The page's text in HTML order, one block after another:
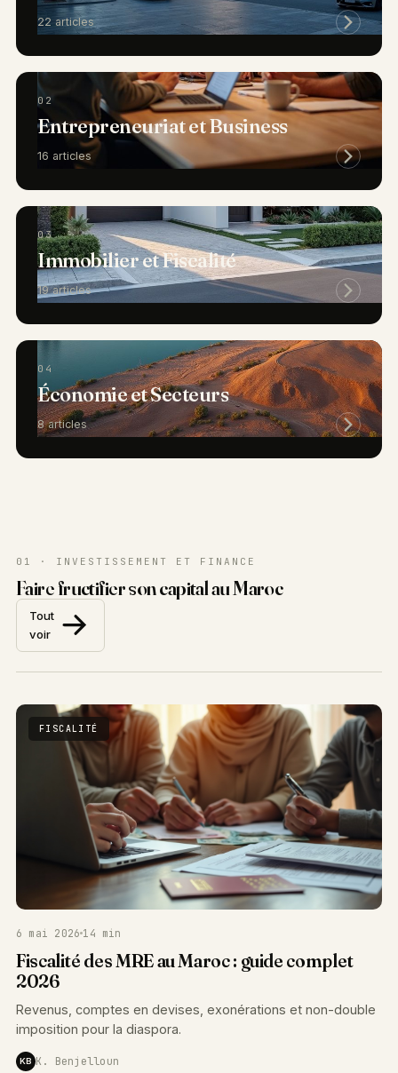
22 articles
02
Entrepreneuriat et Business
16 articles
03
Immobilier et Fiscalité
19 articles
04
Économie et Secteurs
8 articles
01 · INVESTISSEMENT ET FINANCE
Faire fructifier son capital au Maroc
Tout
voir
FISCALITÉ
6 mai 2026 14 min
Fiscalité des MRE au Maroc : guide complet
2026
Revenus, comptes en devises, exonérations et non-double
imposition pour la diaspora.
KB K. Benjelloun